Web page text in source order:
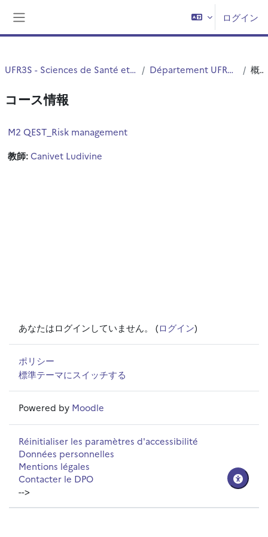
ログイン
UFR3S - Sciences de Santé et du Sport Département UFR3S - ILIS 概要
コース情報
M2 QEST_Risk management
教師:Canivet Ludivine
あなたはログインしていません。 (ログイン)
ポリシー
標準テーマにスイッチする
Powered by Moodle
Réinitialiser les paramètres d'accessibilité
Données personnelles
Mentions légales
Contacter le DPO
-->